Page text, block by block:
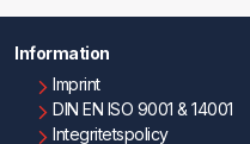
Information
Imprint
DIN EN ISO 9001 & 14001
Integritetspolicy